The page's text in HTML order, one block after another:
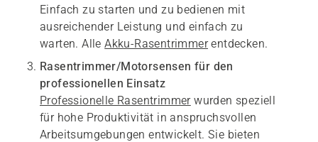
Einfach zu starten und zu bedienen mit
ausreichender Leistung und einfach zu
warten. AlleAkku-Rasentrimmerentdecken.
Rasentrimmer/Motorsensen für den
professionellen Einsatz
Professionelle Rasentrimmerwurden speziell
für hohe Produktivität in anspruchsvollen
Arbeitsumgebungen entwickelt. Sie bieten